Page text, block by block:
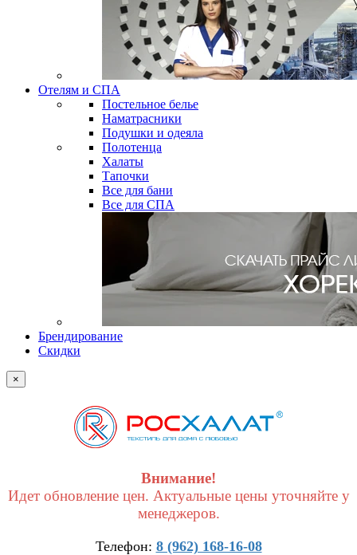
Отелям и СПА
Постельное белье
Наматрасники
Подушки и одеяла
Полотенца
Халаты
Тапочки
Все для бани
Все для СПА
Брендирование
Скидки
×
Внимание!
Идет обновление цен. Актуальные цены уточняйте у
менеджеров.
Телефон: 8 (962) 168-16-08